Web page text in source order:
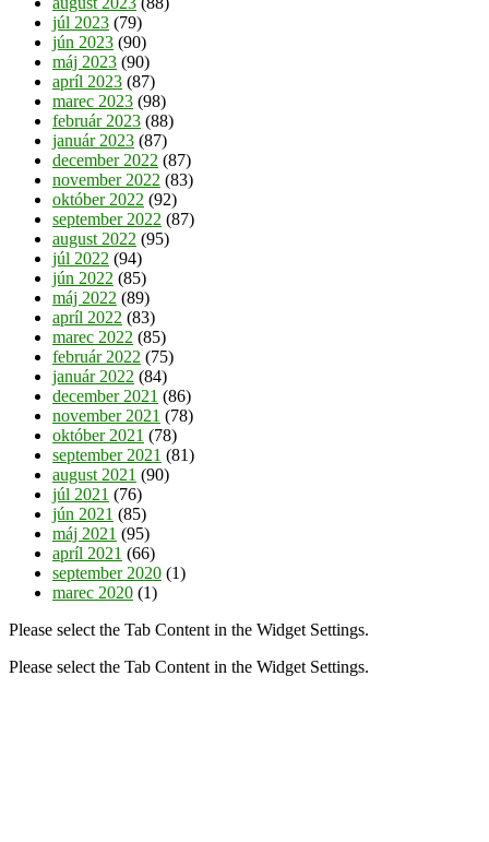
júl 2023 (79)
jún 2023 (90)
máj 2023 (90)
apríl 2023 (87)
marec 2023 (98)
február 2023 (88)
január 2023 (87)
december 2022 (87)
november 2022 (83)
október 2022 (92)
september 2022 (87)
august 2022 (95)
júl 2022 (94)
jún 2022 (85)
máj 2022 (89)
apríl 2022 (83)
marec 2022 (85)
február 2022 (75)
január 2022 (84)
december 2021 (86)
november 2021 (78)
október 2021 (78)
september 2021 (81)
august 2021 (90)
júl 2021 (76)
jún 2021 (85)
máj 2021 (95)
apríl 2021 (66)
september 2020 (1)
marec 2020 (1)
Please select the Tab Content in the Widget Settings.
Please select the Tab Content in the Widget Settings.